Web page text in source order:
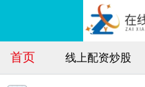
首页 线上配资炒股